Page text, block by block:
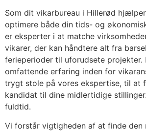
Som dit vikarbureau i Hillerød
optimere både din tids- og
er eksperter i at matche
vikarer, der kan håndtere alt fra
ferieperioder til uforudsete projekter.
omfattende erfaring inden for
trygt stole på vores ekspertise, til at
kandidat til dine midlertidige
fuldtid.
Vi forstår vigtigheden af at finde den